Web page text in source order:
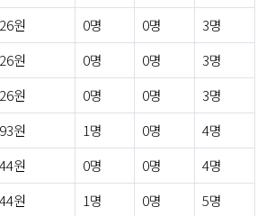
원 0명 0명
3명
원 0명 0명
3명
원 0명 0명
3명
원 1명 0명
4명
원 0명 0명
4명
원 1명 0명
5명